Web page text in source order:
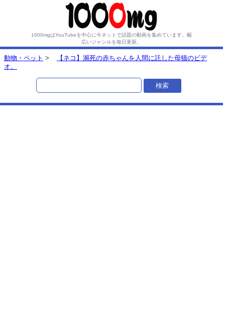
1000mgはYouTubeを中心に今ネットで話題の動画を集めています。 幅
広いジャンルを毎日更新。
動物・ペット >
【ネコ】瀕死の赤ちゃんを人間に託した母猫のビデ
オ。